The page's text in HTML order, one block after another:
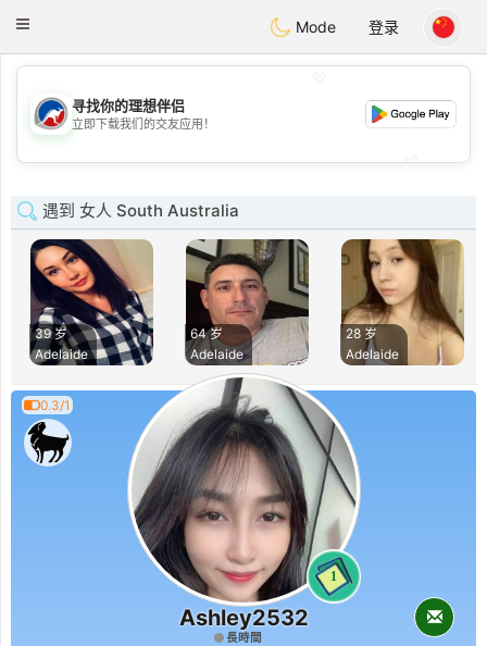
AustraliaChat
Toggle
Mode 登录
💖
💕
寻找你的理想伴侣
立即下载我们的交友应用！
遇到 女人 South Australia
39 岁
Adelaide
64 岁
Adelaide
28 岁
Adelaide
0.3/1
1
Ashley2532
長時間